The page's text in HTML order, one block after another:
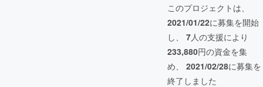
このプロジェクトは、
2021/01/22に募集を開始
し、 7人の支援により
233,880円の資金を集
め、 2021/02/28に募集を
終了しました